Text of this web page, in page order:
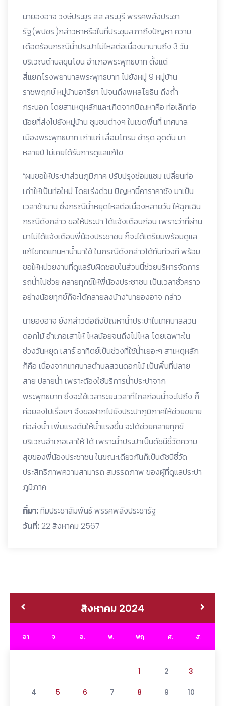
นายองอาจ วงษ์ประยูร สส.สระบุรี พรรคพลังประชา
รัฐ(พปชร.)กล่าวหาหรือในที่ประชุมสภาถึงปัญหา ความ
เดือดร้อนกรณีน้ำประปาไม่ไหลต่อเนื่องมานานถึง 3 วัน
บริเวณตำบลขุนโขน อำเภอพระพุทธบาท ตั้งแต่
สี่แยกโรงพยาบาลพระพุทธบาท ไปยังหมู่ 9 หมู่บ้าน
ราชพฤกษ์ หมู่บ้านอารียา ไปจนถึงพหลโยธิน ถึงถ้ำ
กระบอก โดยสาเหตุหลักและเกิดจากปัญหาคือ ท่อเล็กท่อ
น้อยที่ส่งไปยังหมู่บ้าน ชุมชนต่างๆ ในเขตพื้นที่ เทศบาล
เมืองพระพุทธบาท เก่าแก่ เสื่อมโทรม ชำรุด อุดตัน มา
หลายปี ไม่เคยได้รับการดูแลแก้ไข
“ผมขอให้ประปาส่วนภูมิภาค ปรับปรุงซ่อมแซม เปลี่ยนท่อ
เก่าให้เป็นท่อใหม่ โดยเร่งด่วน ปัญหานี้คาราคาซัง มาเป็น
เวลาช้านาน ซึ่งกรณีน้ำหยุดไหลต่อเนื่องหลายวัน ให้ฉุกเฉิน
กรณีดังกล่าว ขอให้ประปา ได้แจ้งเตือนก่อน เพราะว่าที่ผ่าน
มาไม่ได้แจ้งเตือนพี่น้องประชาชน ก็จะได้เตรียมพร้อมดูแล
แก้ไขทดแทนหาน้ำมาใช้ ในกรณีดังกล่าวได้ทันท่วงที พร้อม
ขอให้หน่วยงานที่ดูแลรับผิดชอบในส่วนนี้ช่วยบริหารจัดการ
รถน้ำไปช่วย คลายทุกข์ให้พี่น้องประชาชน เป็นเวลาชั่วคราว
อย่างน้อยทุกข์ก็จะได้คลายลงบ้าง“นายองอาจ กล่าว
นายองอาจ ยังกล่าวต่อถึงปัญหาน้ำประปาในเทศบาลสวน
ดอกไม้ อำเภอเสาไห้ ไหลน้อยจนถึงไม่ไหล โดยเฉพาะใน
ช่วงวันหยุด เสาร์ อาทิตย์เป็นช่วงที่ใช้น้ำเยอะๆ สาเหตุหลัก
ก็คือ เนื่องจากเทศบาลตำบลสวนดอกไม้ เป็นพื้นที่ปลาย
สาย ปลายน้ำ เพราะต้องใช้บริการน้ำประปาจาก
พระพุทธบาท ซึ่งจะใช้เวลาระยะเวลาที่ไกลก่อนน้ำจะไปถึง ก็
ค่อยลงไปเรื่อยๆ จึงขอฝากไปยังประปาภูมิภาคให้ช่วยขยาย
ท่อส่งน้ำ เพิ่มแรงดันให้น้ำแรงขึ้น จะได้ช่วยคลายทุกข์
บริเวณอำเภอเสาให้ ได้ เพราะน้ำประปาเป็นดัชนีชี้วัดความ
สุขของพี่น้องประชาชน ในขณะเดียวกันก็เป็นดัชนีชี้วัด
ประสิทธิภาพความสามารถ สมรรถภาพ ของผู้ที่ดูแลประปา
ภูมิภาค
ที่มา:ทีมประชาสัมพันธ์ พรรคพลังประชารัฐ
วันที่: 22 สิงหาคม 2567
สิงหาคม 2024
อา. จ. อ. พ. พฤ. ศ. ส.
1 2 3
4 5 6 7 8 9 10